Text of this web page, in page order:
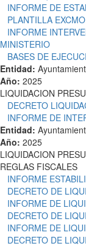
INFORME DE
PLANTILLA
INFORME
MINISTERIO
BASES DE
Entidad:
Año: 2025
LIQUIDACION
DECRETO
INFORME DE
Entidad:
Año: 2025
LIQUIDACION
REGLAS FISCALES
INFORME
DECRETO DE
INFORME DE
DECRETO DE
INFORME DE
DECRETO DE